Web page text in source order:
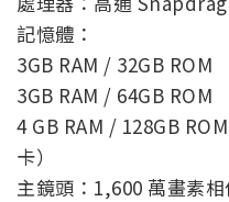
記憶體：
3GB RAM / 32GB
3GB RAM / 64GB ROM
4 GB RAM / 128GB
卡）
主鏡頭：1,600 萬畫素